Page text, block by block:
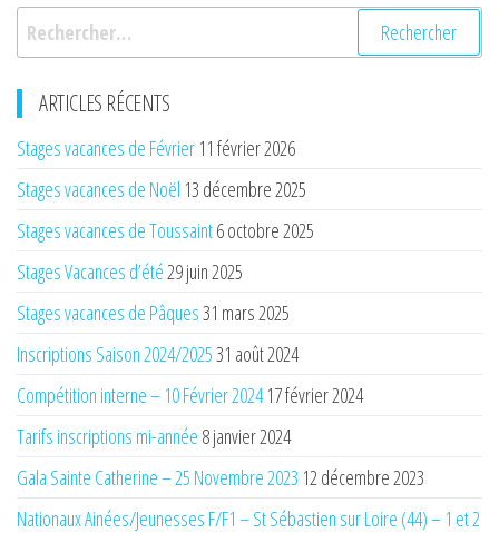
Rechercher :
ARTICLES RÉCENTS
Stages vacances de Février 11 février 2026
Stages vacances de Noël 13 décembre 2025
Stages vacances de Toussaint6 octobre 2025
Stages Vacances d’été29 juin 2025
Stages vacances de Pâques31 mars 2025
Inscriptions Saison 2024/202531 août 2024
Compétition interne – 10 Février 2024 17 février 2024
Tarifs inscriptions mi-année 8 janvier 2024
Gala Sainte Catherine – 25 Novembre 2023 12 décembre 2023
Nationaux Ainées/Jeunesses F/F1 – St Sébastien sur Loire (44) – 1 et 2